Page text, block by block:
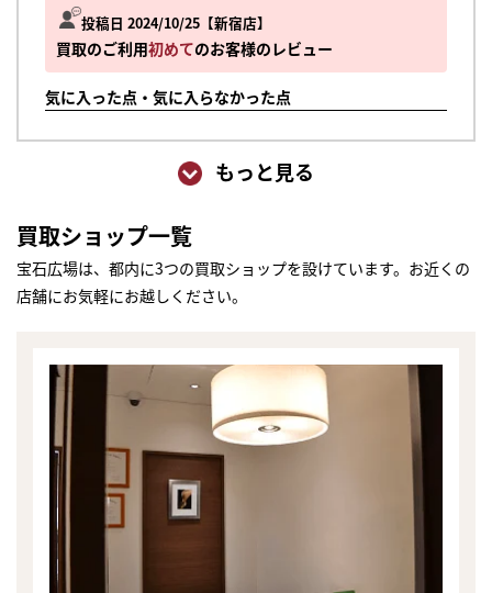
投稿日 2024/10/25 新宿店
買取のご利用初めてのお客様のレビュー
気に入った点・気に入らなかった点
もっと見る
買取ショップ一覧
宝石広場は、都内に3つの買取ショップを設けています。お近くの
店舗にお気軽にお越しください。